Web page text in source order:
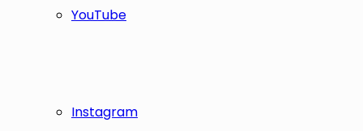
YouTube
Instagram